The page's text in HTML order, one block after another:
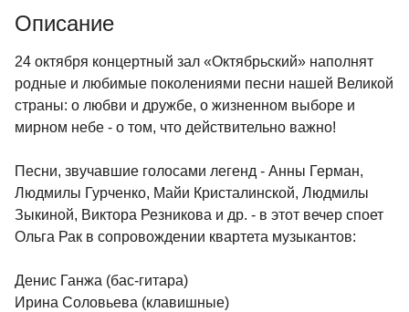
Описание
24 октября концертный зал «Октябрьский» наполнят
родные и любимые поколениями песни нашей Великой
страны: о любви и дружбе, о жизненном выборе и
мирном небе - о том, что действительно важно!
Песни, звучавшие голосами легенд - Анны Герман,
Людмилы Гурченко, Майи Кристалинской, Людмилы
Зыкиной, Виктора Резникова и др. - в этот вечер споет
Ольга Рак в сопровождении квартета музыкантов:
Денис Ганжа (бас-гитара)
Ирина Соловьева (клавишные)